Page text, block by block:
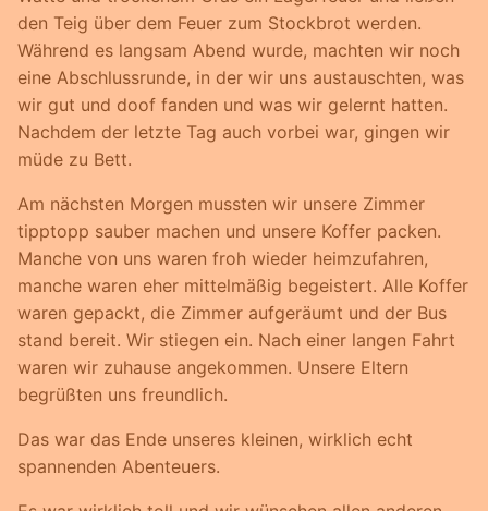
den Teig über dem Feuer zum Stockbrot werden.
Während es langsam Abend wurde, machten wir noch
eine Abschlussrunde, in der wir uns austauschten, was
wir gut und doof fanden und was wir gelernt hatten.
Nachdem der letzte Tag auch vorbei war, gingen wir
müde zu Bett.
Am nächsten Morgen mussten wir unsere Zimmer
tipptopp sauber machen und unsere Koffer packen.
Manche von uns waren froh wieder heimzufahren,
manche waren eher mittelmäßig begeistert. Alle Koffer
waren gepackt, die Zimmer aufgeräumt und der Bus
stand bereit. Wir stiegen ein. Nach einer langen Fahrt
waren wir zuhause angekommen. Unsere Eltern
begrüßten uns freundlich.
Das war das Ende unseres kleinen, wirklich echt
spannenden Abenteuers.